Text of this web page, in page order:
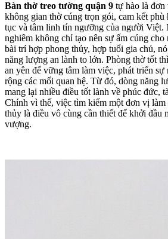
Bàn thờ treo tường quận 9 tự hào là
không gian thờ cúng trọn gói, cam kết
tục và tâm linh tín ngưỡng của người Việt.
nghiêm không chỉ tạo nên sự ấm cúng
bài trí hợp phong thủy, hợp tuổi gia chủ,
năng lượng an lành to lớn. Phòng thờ tốt
an yên để vững tâm làm việc, phát triển
rộng các mối quan hệ. Từ đó, dòng năng
mang lại nhiều điều tốt lành về phúc đức,
Chính vì thế, việc tìm kiếm một đơn vị làm
thủy là điều vô cùng cần thiết để khởi đầu
vượng.